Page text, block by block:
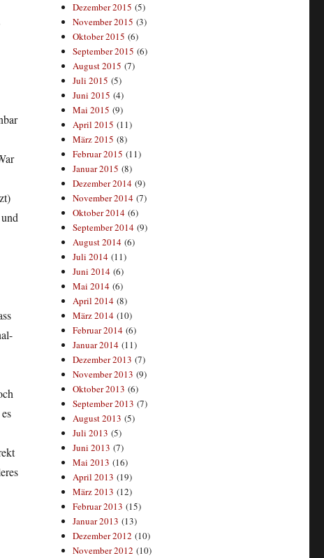
Dezember 2015 (5)
November 2015 (3)
Oktober 2015 (6)
September 2015 (6)
August 2015 (7)
Juli 2015 (5)
Juni 2015 (4)
Mai 2015 (9)
April 2015 (11)
März 2015 (8)
Februar 2015 (11)
Januar 2015 (8)
Dezember 2014 (9)
November 2014 (7)
Oktober 2014 (6)
September 2014 (9)
August 2014 (6)
Juli 2014 (11)
Juni 2014 (6)
Mai 2014 (6)
April 2014 (8)
März 2014 (10)
Februar 2014 (6)
Januar 2014 (11)
Dezember 2013 (7)
November 2013 (9)
Oktober 2013 (6)
September 2013 (7)
August 2013 (5)
Juli 2013 (5)
Juni 2013 (7)
Mai 2013 (16)
April 2013 (19)
März 2013 (12)
Februar 2013 (15)
Januar 2013 (13)
Dezember 2012 (10)
November 2012 (10)